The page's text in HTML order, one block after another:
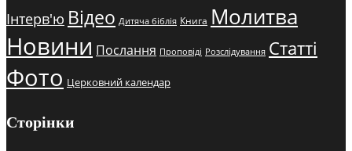
Інтерв'ю Відео Дитяча біблія Книга Молитва
Новини Послання Проповіді Розслідування Статті
Фото Церковний календар
Сторінки